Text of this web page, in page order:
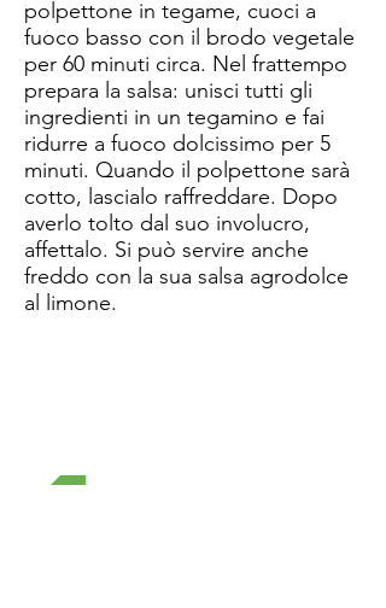
polpettone in tegame, cuoci a
fuoco basso con il brodo vegetale
per 60 minuti circa. Nel frattempo
prepara la salsa: unisci tutti gli
ingredienti in un tegamino e fai
ridurre a fuoco dolcissimo per 5
minuti. Quando il polpettone sarà
cotto, lascialo raffreddare. Dopo
averlo tolto dal suo involucro,
affettalo. Si può servire anche
freddo con la sua salsa agrodolce
al limone.